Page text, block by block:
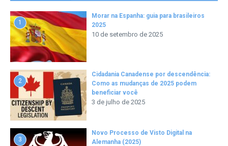
1
Morar na Espanha: guia para brasileiros
2025
10 de setembro de 2025
2
Cidadania Canadense por descendência:
Como as mudanças de 2025 podem
beneficiar você
3 de julho de 2025
3
Novo Processo de Visto Digital na
Alemanha (2025)